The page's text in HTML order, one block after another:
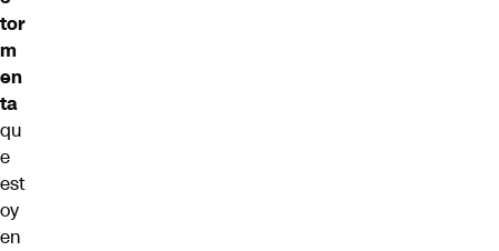
tor
m
en
ta
qu
e
est
oy
en